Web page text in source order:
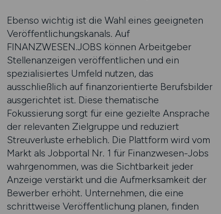
Ebenso wichtig ist die Wahl eines geeigneten
Veröffentlichungskanals. Auf
FINANZWESEN.JOBS können Arbeitgeber
Stellenanzeigen veröffentlichen und ein
spezialisiertes Umfeld nutzen, das
ausschließlich auf finanzorientierte Berufsbilder
ausgerichtet ist. Diese thematische
Fokussierung sorgt für eine gezielte Ansprache
der relevanten Zielgruppe und reduziert
Streuverluste erheblich. Die Plattform wird vom
Markt als Jobportal Nr. 1 für Finanzwesen-Jobs
wahrgenommen, was die Sichtbarkeit jeder
Anzeige verstärkt und die Aufmerksamkeit der
Bewerber erhöht. Unternehmen, die eine
schrittweise Veröffentlichung planen, finden